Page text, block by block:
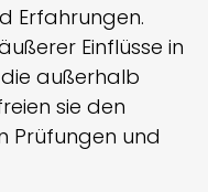
Erfahrungen.
Einflüsse in
außerhalb
sie den
Prüfungen und